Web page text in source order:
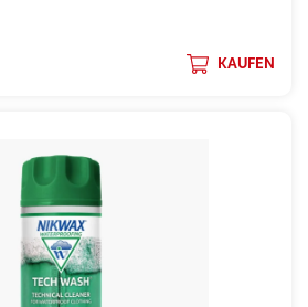
KAUFEN